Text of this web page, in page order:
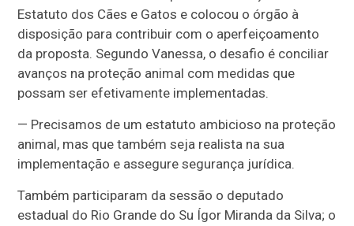
Estatuto dos Cães e Gatos e colocou o órgão à
disposição para contribuir com o aperfeiçoamento
da proposta. Segundo Vanessa, o desafio é conciliar
avanços na proteção animal com medidas que
possam ser efetivamente implementadas.
— Precisamos de um estatuto ambicioso na proteção
animal, mas que também seja realista na sua
implementação e assegure segurança jurídica.
Também participaram da sessão o deputado
estadual do Rio Grande do Su Ígor Miranda da Silva; o